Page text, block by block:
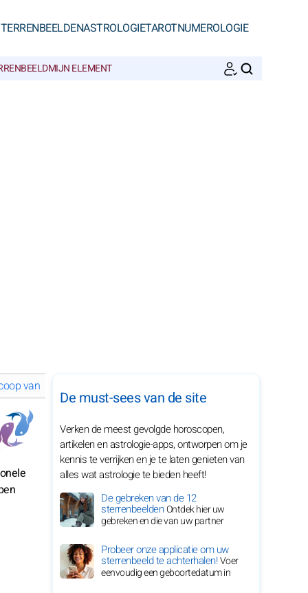
ASTROLOGIETAROTNUMEROLOGIE
MIJN ELEMENT
van juni 2025 voor je sterrenbeeld
De must-sees van de site
Verken de meest gevolgde horoscopen,
artikelen en astrologie-apps, ontworpen om je
kennis te verrijken en je te laten genieten van
alles wat astrologie te bieden heeft!
De gebreken van de 12
sterrenbeeldenOntdek hier uw
gebreken en die van uw partner
Probeer onze applicatie om uw
sterrenbeeld te achterhalen!Voer
eenvoudig een geboortedatum in